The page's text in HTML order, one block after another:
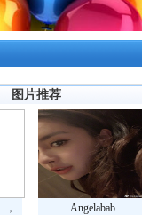
图片推荐
Angelabab